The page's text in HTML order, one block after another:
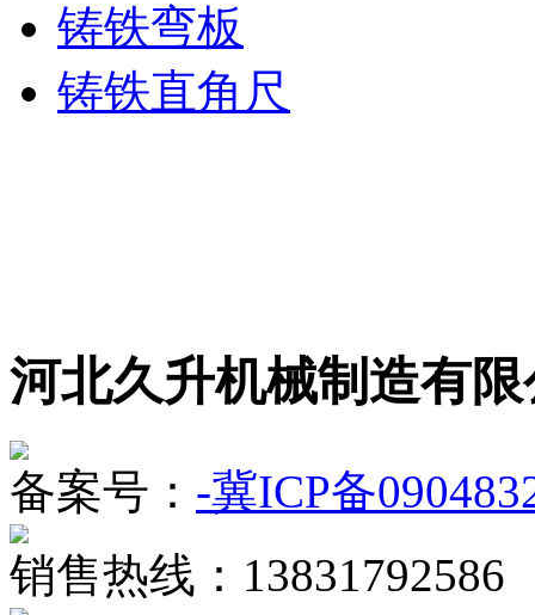
铸铁弯板
铸铁直角尺
河北久升机械制造有
备案号： -冀ICP备
销售热线：13831792586